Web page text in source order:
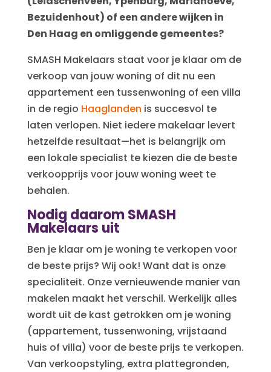
Bezuidenhout) of een andere wijken in
Den Haag en omliggende gemeentes?
SMASH Makelaars staat voor je klaar om de
verkoop van jouw woning of dit nu een
appartement een tussenwoning of een villa
in de regio Haaglanden is succesvol te
laten verlopen. Niet iedere makelaar levert
hetzelfde resultaat—het is belangrijk om
een lokale specialist te kiezen die de beste
verkoopprijs voor jouw woning weet te
behalen.
Nodig daarom SMASH
Makelaars uit
Ben je klaar om je woning te verkopen voor
de beste prijs? Wij ook! Want dat is onze
specialiteit. Onze vernieuwende manier van
makelen maakt het verschil. Werkelijk alles
wordt uit de kast getrokken om je woning
(appartement, tussenwoning, vrijstaand
huis of villa) voor de beste prijs te verkopen.
Van verkoopstyling, extra plattegronden,